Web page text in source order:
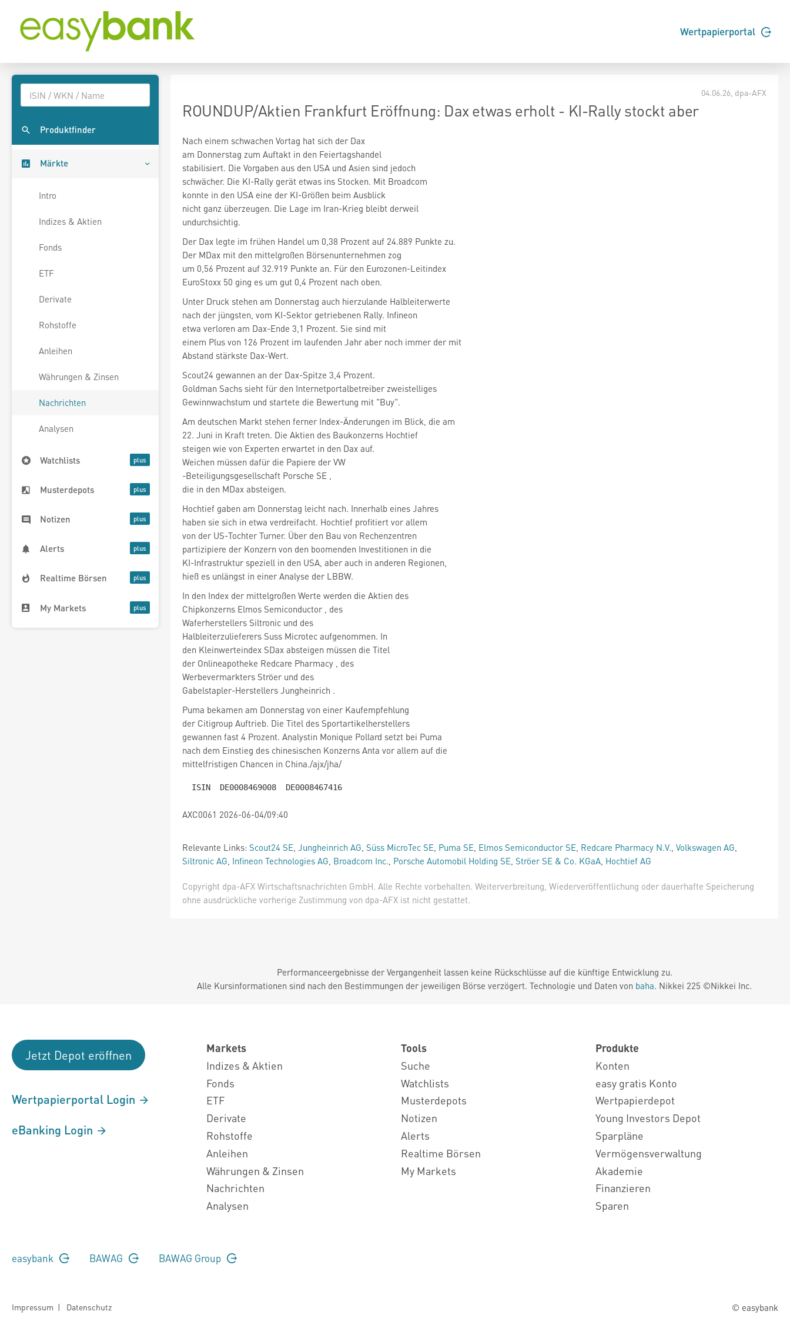
Wertpapierportal
Produktfinder
Märkte
Intro
Indizes & Aktien
Fonds
ETF
Derivate
Rohstoffe
Anleihen
Währungen & Zinsen
Nachrichten
Analysen
Watchlists
Musterdepots
Notizen
Alerts
Realtime Börsen
My Markets
04.06.26 , dpa-AFX
ROUNDUP/Aktien Frankfurt Eröffnung: Dax etwas erholt - KI-Rally stockt aber
am Donnerstag zum Auftakt in den Feiertagshandel
stabilisiert. Die Vorgaben aus den USA und Asien sind jedoch
konnte in den USA eine der KI-Größen beim Ausblick
nicht ganz überzeugen. Die Lage im Iran-Krieg bleibt derweil
undurchsichtig.
Der Dax legte im frühen Handel um 0,38 Prozent auf 24.889 Punkte zu.
Der MDax mit den mittelgroßen Börsenunternehmen zog
um 0,56 Prozent auf 32.919 Punkte an. Für den Eurozonen-Leitindex
EuroStoxx 50 ging es um gut 0,4 Prozent nach oben.
Unter Druck stehen am Donnerstag auch hierzulande Halbleiterwerte
etwa verloren am Dax-Ende 3,1 Prozent. Sie sind mit
einem Plus von 126 Prozent im laufenden Jahr aber noch immer der mit
Abstand stärkste Dax-Wert.
Scout24 gewannen an der Dax-Spitze 3,4 Prozent.
Goldman Sachs sieht für den Internetportalbetreiber zweistelliges
Gewinnwachstum und startete die Bewertung mit "Buy".
Am deutschen Markt stehen ferner Index-Änderungen im Blick, die am
steigen wie von Experten erwartet in den Dax auf.
-Beteiligungsgesellschaft Porsche SE ,
die in den MDax absteigen.
Hochtief gaben am Donnerstag leicht nach. Innerhalb eines Jahres
haben sie sich in etwa verdreifacht. Hochtief profitiert vor allem
von der US-Tochter Turner. Über den Bau von Rechenzentren
partizipiere der Konzern von den boomenden Investitionen in die
KI-Infrastruktur speziell in den USA, aber auch in anderen Regionen,
hieß es unlängst in einer Analyse der LBBW.
In den Index der mittelgroßen Werte werden die Aktien des
Chipkonzerns Elmos Semiconductor , des
Waferherstellers Siltronic und des
Halbleiterzulieferers Suss Microtec aufgenommen. In
den Kleinwerteindex SDax absteigen müssen die Titel
der Onlineapotheke Redcare Pharmacy , des
Werbevermarkters Ströer und des
Gabelstapler-Herstellers Jungheinrich .
Puma bekamen am Donnerstag von einer Kaufempfehlung
der Citigroup Auftrieb. Die Titel des Sportartikelherstellers
gewannen fast 4 Prozent. Analystin Monique Pollard setzt bei Puma
nach dem Einstieg des chinesischen Konzerns Anta vor allem auf die
mittelfristigen Chancen in China./ajx/jha/
AXC0061 2026-06-04/09:40
Relevante Links: Scout24 SE, Jungheinrich AG, Süss MicroTec SE, Puma SE, Elmos Semiconductor SE, Redcare Pharmacy N.V., Volkswagen AG,
Siltronic AG, Infineon Technologies AG, Broadcom Inc., Porsche Automobil Holding SE, Ströer SE & Co. KGaA, Hochtief AG
Copyright dpa-AFX Wirtschaftsnachrichten GmbH. Alle Rechte vorbehalten. Weiterverbreitung, Wiederveröffentlichung oder dauerhafte Speicherung
ohne ausdrückliche vorherige Zustimmung von dpa-AFX ist nicht gestattet.
Performanceergebnisse der Vergangenheit lassen keine Rückschlüsse auf die künftige Entwicklung zu.
Alle Kursinformationen sind nach den Bestimmungen der jeweiligen Börse verzögert. Technologie und Daten von baha. Nikkei 225 ©Nikkei Inc.
Jetzt Depot eröffnen
Wertpapierportal Login
eBanking Login
Markets
Indizes & Aktien
Fonds
ETF
Derivate
Rohstoffe
Anleihen
Währungen & Zinsen
Nachrichten
Analysen
Tools
Suche
Watchlists
Musterdepots
Notizen
Alerts
Realtime Börsen
My Markets
Produkte
Konten
easy gratis Konto
Wertpapierdepot
Young Investors Depot
Sparpläne
Vermögensverwaltung
Akademie
Finanzieren
Sparen
easybank BAWAG BAWAG Group
Impressum | Datenschutz © easybank